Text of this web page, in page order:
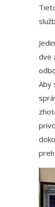
dve
Aby